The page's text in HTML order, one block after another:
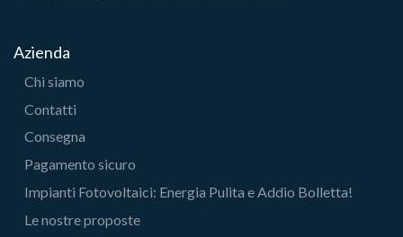
Azienda
Chi siamo
Contatti
Consegna
Pagamento sicuro
Impianti Fotovoltaici: Energia Pulita e Addio Bolletta!
Le nostre proposte